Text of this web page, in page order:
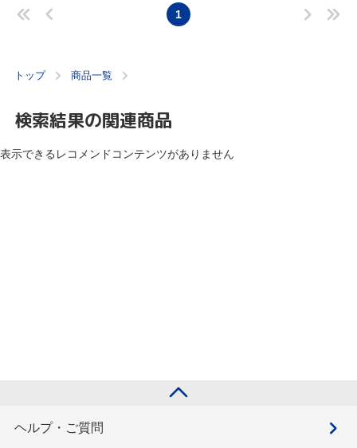
1
トップ 商品一覧
検索結果の関連商品
表示できるレコメンドコンテンツがありません
ヘルプ・ご質問